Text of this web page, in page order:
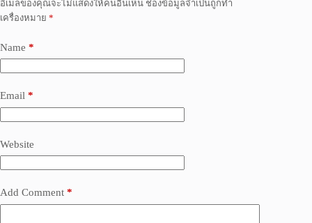
อีเมลของคุณจะไม่แสดงให้คนอื่นเห็น ช่องข้อมูลจำเป็นถูกทำ
เครื่องหมาย *
Name *
Email *
Website
Add Comment *